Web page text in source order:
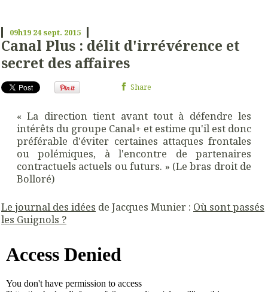
09h19 24 sept. 2015
Canal Plus : délit d'irrévérence et
secret des affaires
Share
« La direction tient avant tout à défendre les
intérêts du groupe Canal+ et estime qu'il est donc
préférable d'éviter certaines attaques frontales
ou polémiques, à l'encontre de partenaires
contractuels actuels ou futurs. » (Le bras droit de
Bolloré)
Le journal des idées de Jacques Munier : Où sont passés
les Guignols ?